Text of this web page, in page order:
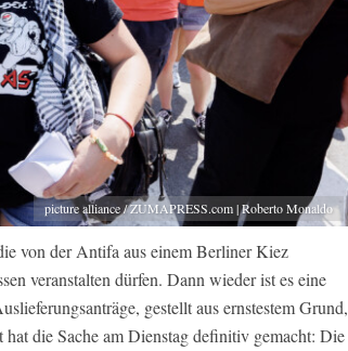
picture alliance / ZUMAPRESS.com | Roberto Monaldo
von der Antifa aus einem Berliner Kiez
veranstalten dürfen. Dann wieder ist es eine
gestellt aus ernstestem Grund,
die Sache am Dienstag definitiv gemacht: Die